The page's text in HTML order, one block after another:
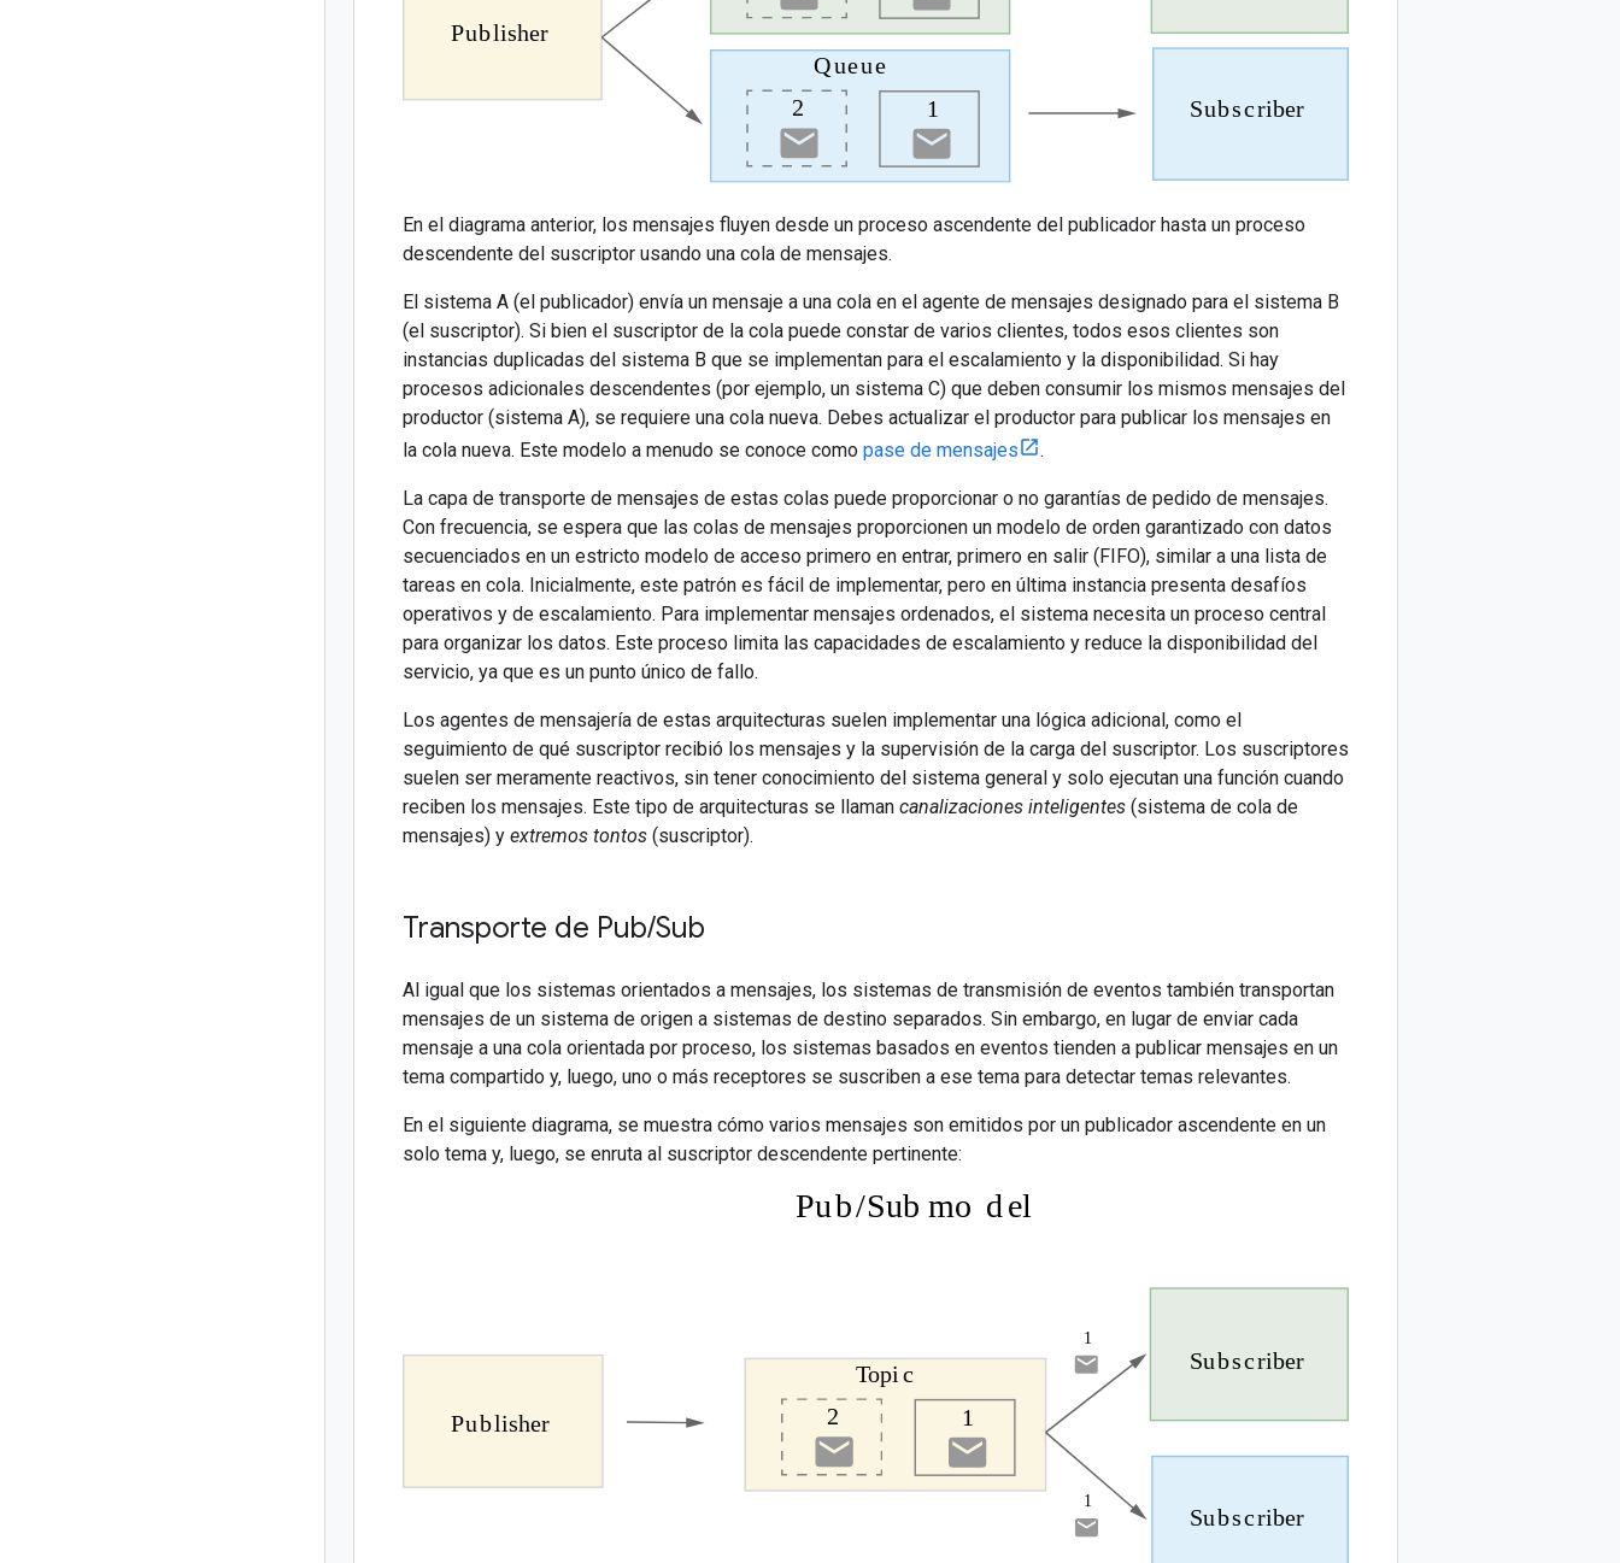
En el diagrama anterior, los mensajes fluyen desde un proceso ascendente del publicador hasta un proceso
descendente del suscriptor usando una cola de mensajes.
El sistema A (el publicador) envía un mensaje a una cola en el agente de mensajes designado para el sistema B
(el suscriptor). Si bien el suscriptor de la cola puede constar de varios clientes, todos esos clientes son
instancias duplicadas del sistema B que se implementan para el escalamiento y la disponibilidad. Si hay
procesos adicionales descendentes (por ejemplo, un sistema C) que deben consumir los mismos mensajes del
productor (sistema A), se requiere una cola nueva. Debes actualizar el productor para publicar los mensajes en
la cola nueva. Este modelo a menudo se conoce como pase de mensajes .
La capa de transporte de mensajes de estas colas puede proporcionar o no garantías de pedido de mensajes.
Con frecuencia, se espera que las colas de mensajes proporcionen un modelo de orden garantizado con datos
secuenciados en un estricto modelo de acceso primero en entrar, primero en salir (FIFO), similar a una lista de
tareas en cola. Inicialmente, este patrón es fácil de implementar, pero en última instancia presenta desafíos
operativos y de escalamiento. Para implementar mensajes ordenados, el sistema necesita un proceso central
para organizar los datos. Este proceso limita las capacidades de escalamiento y reduce la disponibilidad del
servicio, ya que es un punto único de fallo.
Los agentes de mensajería de estas arquitecturas suelen implementar una lógica adicional, como el
seguimiento de qué suscriptor recibió los mensajes y la supervisión de la carga del suscriptor. Los suscriptores
suelen ser meramente reactivos, sin tener conocimiento del sistema general y solo ejecutan una función cuando
reciben los mensajes. Este tipo de arquitecturas se llaman canalizaciones inteligentes (sistema de cola de
mensajes) y extremos tontos (suscriptor).
Transporte de Pub/Sub
Al igual que los sistemas orientados a mensajes, los sistemas de transmisión de eventos también transportan
mensajes de un sistema de origen a sistemas de destino separados. Sin embargo, en lugar de enviar cada
mensaje a una cola orientada por proceso, los sistemas basados en eventos tienden a publicar mensajes en un
tema compartido y, luego, uno o más receptores se suscriben a ese tema para detectar temas relevantes.
En el siguiente diagrama, se muestra cómo varios mensajes son emitidos por un publicador ascendente en un
solo tema y, luego, se enruta al suscriptor descendente pertinente: